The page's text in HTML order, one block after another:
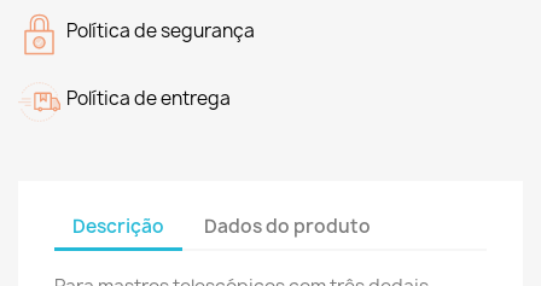
Política de segurança
Política de entrega
Descrição Dados do produto